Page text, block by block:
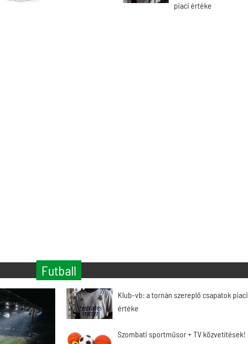
piaci értéke
Futball
Klub-vb: a tornán szereplő csapatok piaci
értéke
Szombati sportműsor + TV közvetítések!